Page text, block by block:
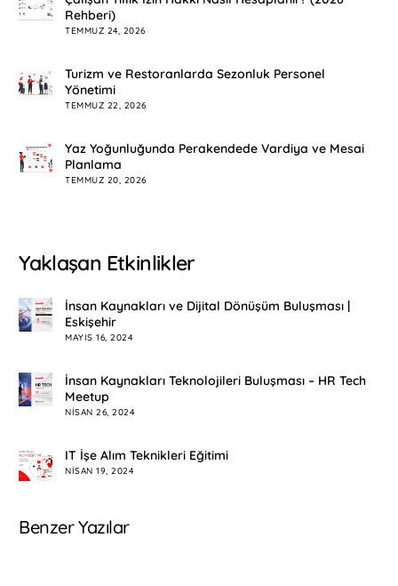
Rehberi)
TEMMUZ 24, 2026
Turizm ve Restoranlarda Sezonluk Personel
Yönetimi
TEMMUZ 22, 2026
Yaz Yoğunluğunda Perakendede Vardiya ve Mesai
Planlama
TEMMUZ 20, 2026
Yaklaşan Etkinlikler
İnsan Kaynakları ve Dijital Dönüşüm Buluşması |
Eskişehir
MAYIS 16, 2024
İnsan Kaynakları Teknolojileri Buluşması – HR Tech
Meetup
NISAN 26, 2024
IT İşe Alım Teknikleri Eğitimi
NISAN 19, 2024
Benzer Yazılar